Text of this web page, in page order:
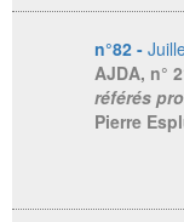
n°82 -
AJDA, n°
référés
Pierre